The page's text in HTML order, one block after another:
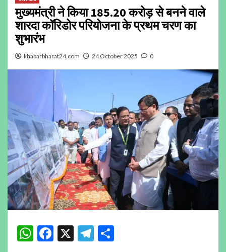
मुख्यमंत्री ने किया ₹185.20 करोड़ से बनने वाले
शारदा कॉरिडोर परियोजना के प्रथम चरण का
शुभारंभ
khabarbharat24.com 24 October 2025 0
WhatsApp
Facebook
X Telegram